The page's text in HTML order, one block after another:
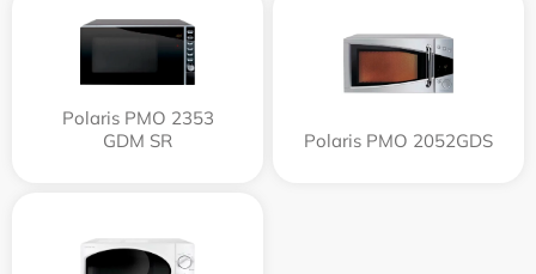
Polaris PMO 2353
GDM SR
Polaris PMO 2052GDS